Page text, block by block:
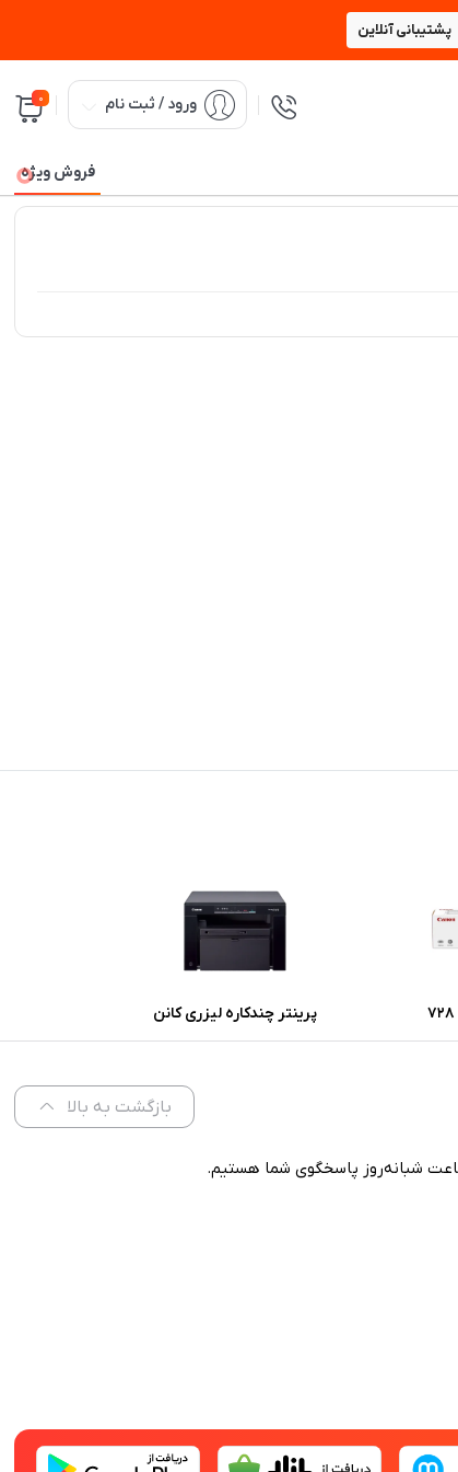
پشتیبانی آنلاین
ورود / ثبت نام 0
فروش ویژه
پرینتر چندکاره لیزری کانن
imageclass MF 3010
بازگشت به بالا